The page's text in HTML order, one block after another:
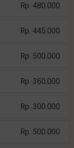
Rp. 480.000
Rp. 445.000
Rp. 500.000
Rp. 360.000
Rp. 300.000
Rp. 500.000